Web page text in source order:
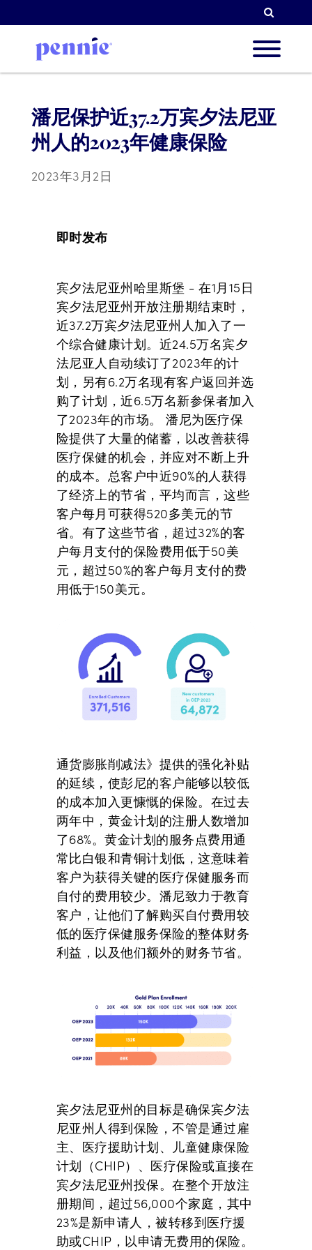
关于
潘尼保护近37.2万宾夕法尼亚
州人的2023年健康保险
2023年3月2日
即时发布
宾夕法尼亚州哈里斯堡 - 在1月15日
宾夕法尼亚州开放注册期结束时，
近37.2万宾夕法尼亚州人加入了一
个综合健康计划。近24.5万名宾夕
法尼亚人自动续订了2023年的计
划，另有6.2万名现有客户返回并选
购了计划，近6.5万名新参保者加入
了2023年的市场。 潘尼为医疗保
险提供了大量的储蓄，以改善获得
医疗保健的机会，并应对不断上升
的成本。总客户中近90%的人获得
了经济上的节省，平均而言，这些
客户每月可获得520多美元的节
省。有了这些节省，超过32%的客
户每月支付的保险费用低于50美
元，超过50%的客户每月支付的费
用低于150美元。
通货膨胀削减法》提供的强化补贴
的延续，使彭尼的客户能够以较低
的成本加入更慷慨的保险。在过去
两年中，黄金计划的注册人数增加
了68%。黄金计划的服务点费用通
常比白银和青铜计划低，这意味着
客户为获得关键的医疗保健服务而
自付的费用较少。潘尼致力于教育
客户，让他们了解购买自付费用较
低的医疗保健服务保险的整体财务
利益，以及他们额外的财务节省。
宾夕法尼亚州的目标是确保宾夕法
尼亚州人得到保险，不管是通过雇
主、医疗援助计划、儿童健康保险
计划（CHIP）、医疗保险或直接在
宾夕法尼亚州投保。在整个开放注
册期间，超过56,000个家庭，其中
23%是新申请人，被转移到医疗援
助或CHIP，以申请无费用的保险。